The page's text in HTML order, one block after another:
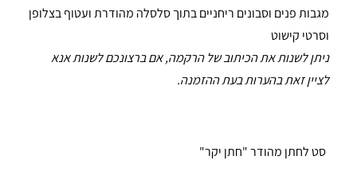
מגבות פנים וסבונים ריחניים בתוך סלסלה מהודרת ועטוף בצלופן
וסרטי קישוט
ניתן לשנות את הכיתוב של הרקמה, אם ברצונכם לשנות אנא
לציין זאת בהערות בעת ההזמנה.
סט לחתן מהודר "חתן יקר"